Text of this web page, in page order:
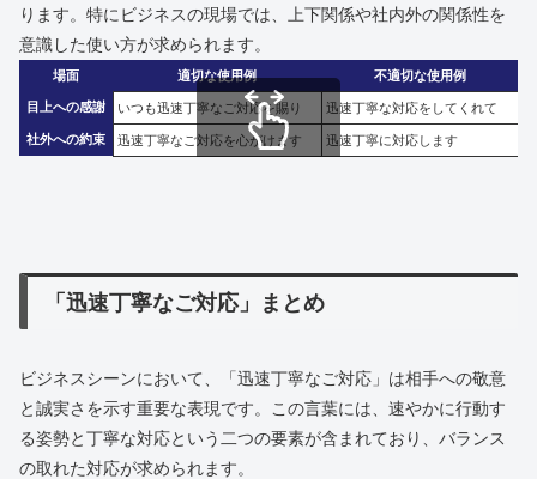
ります。特にビジネスの現場では、上下関係や社内外の関係性を
意識した使い方が求められます。
場面 適切な使用例 不適切な使用例
目上への感謝 いつも迅速丁寧なご対応を賜り 迅速丁寧な対応をしてくれて
社外への約束 迅速丁寧なご対応を心がけます 迅速丁寧に対応します
「迅速丁寧なご対応」まとめ
ビジネスシーンにおいて、「迅速丁寧なご対応」は相手への敬意
と誠実さを示す重要な表現です。この言葉には、速やかに行動す
る姿勢と丁寧な対応という二つの要素が含まれており、バランス
の取れた対応が求められます。